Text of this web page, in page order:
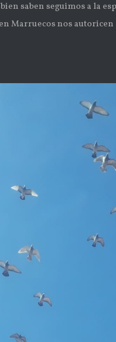
saben seguimos a la
Marruecos nos autoricen